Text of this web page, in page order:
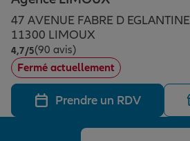
Assurance emprunteur
Prévoyance et dépendance
Assurance animal de compagnie
Protection de la famille
Protection juridique
Épargne & retraite
Plan épargne retraite
Assurance vie
Vos projets
Partir en vacances
Conseil assurance
47 AVENUE FABRE D EGLANTINE
11300 LIMOUX
4,7/5Note de 4.7 sur 5
(90 avis)
Fermé actuellement
Prendre un RDV